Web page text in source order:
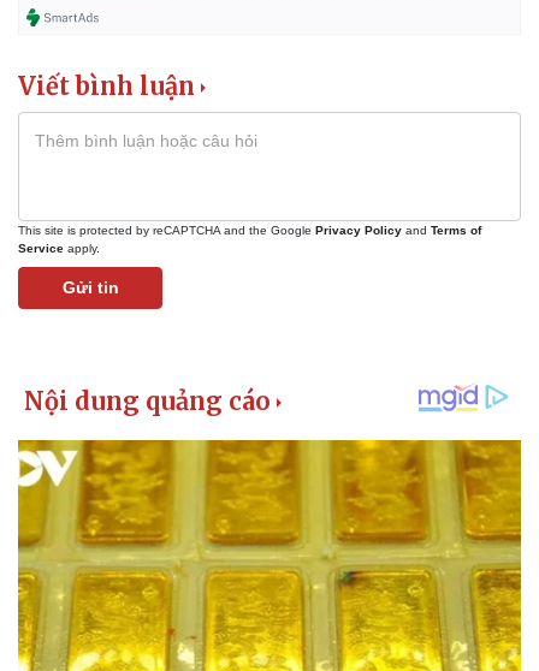
Bất động sản
Chứng khoán
Giá cà phê
Viết bình luận
This site is protected by reCAPTCHA and the Google Privacy Policy and Terms of
Service apply.
Gửi tin